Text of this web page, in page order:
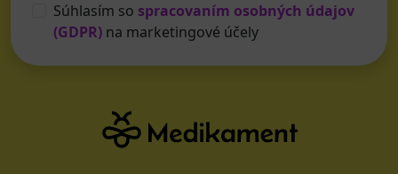
Súhlasím so spracovaním osobných údajov
(GDPR) na marketingové účely